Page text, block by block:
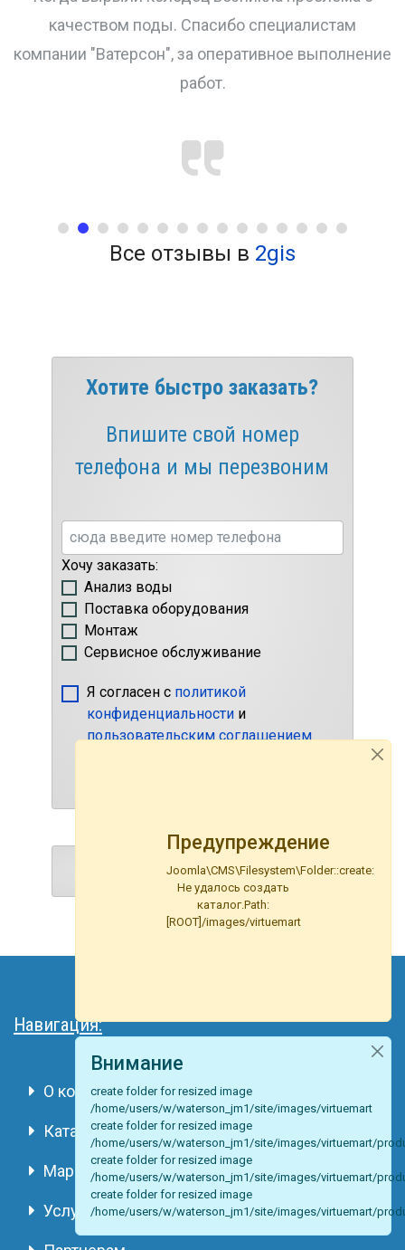
Предупреждение
Joomla\CMS\Filesystem\Folder::create:
Не удалось создать
каталог.Path:
[ROOT]/images/virtuemart
Внимание
create folder for resized image
/home/users/w/waterson_jm1/site/images/virtuemart
create folder for resized image
/home/users/w/waterson_jm1/site/images/virtuemart/
create folder for resized image
/home/users/w/waterson_jm1/site/images/virtuemart/
create folder for resized image
/home/users/w/waterson_jm1/site/images/virtuemart/
поды. Спасибо специалистам
за оперативное выполнение
Все отзывы в 2gis
Хотите быстро заказать?
Впишите свой номер
телефона и мы перезвоним
Хочу заказать:
Анализ воды
Поставка оборудования
Монтаж
Сервисное обслуживание
Я согласен с политикой
конфиденциальностии
пользовательским соглашением
Навигация:
О компании
Каталог
Марки
Услуги